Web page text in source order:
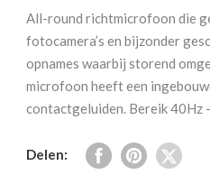
Rycote
aantal
All-round richtmicrofoon die
fotocamera’s en bijzonder
opnames waarbij storend
microfoon heeft een
contactgeluiden. Bereik 40Hz
Delen: